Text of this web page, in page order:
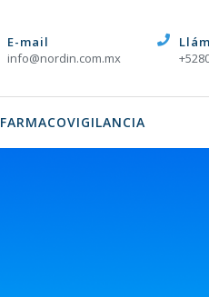
E-mail
info@nordin.com.mx
FARMACOVIGILANCIA